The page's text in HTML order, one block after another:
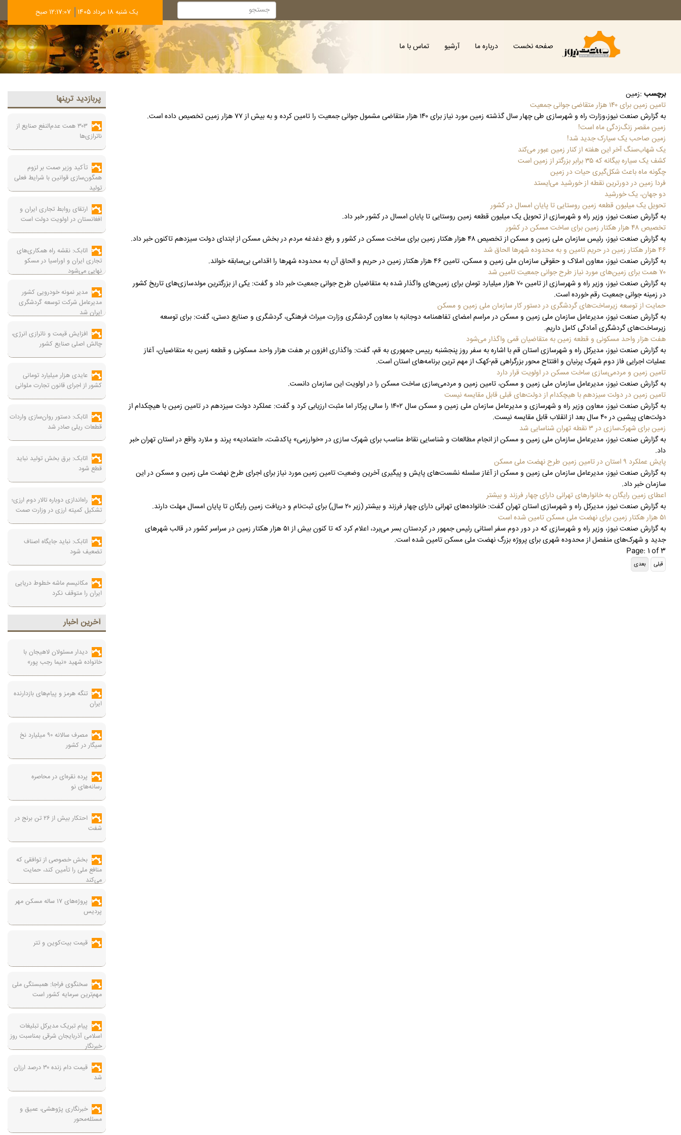
يک شنبه 18 مرداد 1405 12:17:08 صبح
صفحه نخست درباره ما آرشیو تماس با ما
برچسب :زمین
تامین زمین برای ۱۴۰ هزار متقاضی جوانی جمعیت
به گزارش صنعت نیوز،وزارت راه و شهرسازی طی چهار سال گذشته زمین مورد نیاز برای ۱۴۰ هزار متقاضی مشمول جوانی جمعیت را تامین کرده و به بیش از ۷۷ هزار زمین تخصیص داده است.
زمین مقصر زنگ‌زدگی ماه است!
زمین صاحب یک سیارک جدید شد!
یک شهاب‌سنگ آخر این هفته از کنار زمین عبور می‌کند
کشف یک سیاره بیگانه که ۳۵ برابر بزرگتر از زمین است
چگونه ماه باعث شکل‌گیری حیات در زمین
فردا زمین در دورترین نقطه از خورشید می‌ایستد
دو جهان، یک خورشید
تحویل یک میلیون قطعه زمین روستایی تا پایان امسال در کشور
به گزارش صنعت نیوز، وزیر راه و شهرسازی از تحویل یک میلیون قطعه زمین روستایی تا پایان امسال در کشور خبر داد.
تخصیص ۴۸ هزار هکتار زمین برای ساخت مسکن در کشور
به گزارش صنعت نیوز، رئیس سازمان ملی زمین و مسکن از تخصیص ۴۸ هزار هکتار زمین برای ساخت مسکن در کشور و رفع دغدغه مردم در بخش مسکن از ابتدای دولت سیزدهم تاکنون خبر داد.
۴۶ هزار هکتار زمین در حریم تامین و به محدوده شهرها الحاق شد
به گزارش صنعت نیوز، معاون املاک و حقوقی سازمان ملی زمین و مسکن، تامین ۴۶ هزار هکتار زمین در حریم و الحاق آن به محدوده شهرها را اقدامی بی‌سابقه خواند.
۷۰ همت برای زمین‌های مورد نیاز طرح جوانی جمعیت تامین شد
به گزارش صنعت نیوز، وزیر راه و شهرسازی از تامین ۷۰ هزار میلیارد تومان برای زمین‌های واگذار شده به متقاضیان طرح جوانی جمعیت خبر داد و گفت: یکی از بزرگترین مولدسازی‌های تاریخ کشور
در زمینه جوانی جمعیت رقم خورده است.
حمایت از توسعه زیرساخت‌های گردشگری در دستور کار سازمان ملی زمین و مسکن
به گزارش صنعت نیوز، مدیرعامل سازمان ملی زمین و مسکن در مراسم امضای تفاهمنامه دوجانبه با معاون گردشگری وزارت میراث فرهنگی، گردشگری و صنایع دستی، گفت: برای توسعه
زیرساخت‌های گردشگری آمادگی کامل داریم.
هفت هزار واحد مسکونی و قطعه زمین به متقاضیان قمی واگذار می‌شود
به گزارش صنعت نیوز، مدیرکل راه و شهرسازی استان قم با اشاره به سفر روز پنجشنبه رییس جمهوری به قم، گفت: واگذاری افزون بر هفت هزار واحد مسکونی و قطعه زمین به متقاضیان، آغاز
عملیات اجرایی فاز دوم شهرک پرنیان و افتتاح محور بزرگراهی قم-کهک از مهم ترین برنامه‌های استان است.
تامین زمین و مردمی‌سازی ساخت مسکن در اولویت قرار دارد
به گزارش صنعت نیوز، مدیرعامل سازمان ملی زمین و مسکن، تامین زمین و مردمی‌سازی ساخت مسکن را در اولویت این سازمان دانست.
تامین زمین در دولت سیزدهم با هیچکدام از دولت‌های قبلی قابل مقایسه نیست
به گزارش صنعت نیوز، معاون وزیر راه و شهرسازی و مدیرعامل سازمان ملی زمین و مسکن سال ۱۴۰۲ را سالی پرکار اما مثبت ارزیابی کرد و گفت: عملکرد دولت سیزدهم در تامین زمین با هیچکدام از
دولت‌های پیشین در ۴۰ سال بعد از انقلاب قابل مقایسه نیست.
زمین برای شهرک‌سازی در ۳ نقطه تهران شناسایی شد
به گزارش صنعت نیوز، مدیرعامل سازمان ملی زمین و مسکن از انجام مطالعات و شناسایی نقاط مناسب برای شهرک سازی در «خوارزمی» پاکدشت، «اعتمادیه» پرند و ملارد واقع در استان تهران خبر
داد.
پایش عملکرد ۹ استان در تامین زمین طرح نهضت ملی مسکن
به گزارش صنعت نیوز، مدیرعامل سازمان ملی زمین و مسکن از آغاز سلسله نشست‌های پایش و پیگیری آخرین وضعیت تامین زمین ‍مورد نیاز برای اجرای طرح نهضت ملی زمین و مسکن در این
سازمان خبر داد.
اعطای زمین رایگان به خانوارهای تهرانی دارای چهار فرزند و بیشتر
به گزارش صنعت نیوز، مدیرکل راه و شهرسازی استان تهران گفت: خانواده‌های تهرانی دارای چهار فرزند و بیشتر (زیر ۲۰ سال) برای ثبت‌نام و دریافت زمین رایگان تا پایان امسال مهلت دارند.
۵۱ هزار هکتار زمین برای نهضت ملی مسکن تامین شده است
به گزارش صنعت نیوز، وزیر راه و شهرسازی که در دور دوم سفر استانی رئیس جمهور در کردستان بسر می‌برد، اعلام کرد که تا کنون بیش از ۵۱ هزار هکتار زمین در سراسر کشور در قالب شهرهای
جدید و شهرک‌های منفصل از محدوده شهری برای پروژه بزرگ نهضت ملی مسکن تامین شده است‌.
Page: 1 of 3
پربازديد ترينها
۳۰۳ همت عدم‌النفع صنایع از
ناترازی‌ها
تأکید وزیر صمت بر لزوم
همگون‌سازی قوانین با شرایط فعلی
تولید
ارتقای روابط تجاری ایران و
افغانستان در اولویت دولت است
اتابک: نقشه راه همکاری‌های
تجاری ایران و اوراسیا در مسکو
نهایی می‌شود
مدیر نمونه خودرویی کشور
مدیرعامل شرکت توسعه گردشگری
ایران شد
افزایش قیمت و ناترازی انرژی،
چالش اصلی صنایع کشور
عایدی هزار میلیارد تومانی
کشور از اجرای قانون تجارت ملوانی
اتابک: دستور روان‌سازی واردات
قطعات ریلی صادر شد
اتابک: برق بخش تولید نباید
قطع شود
راه‌اندازی دوباره تالار دوم ارزی؛
تشکیل کمیته ارزی در وزارت صمت
اتابک: نباید جایگاه اصناف
تضعیف شود
مکانیسم ماشه خطوط دریایی
ایران را متوقف نکرد
آخرين اخبار
دیدار مسئولان لاهیجان با
خانواده شهید «نیما رجب پور»
تنگه هرمز و پیام‌های بازدارنده
ایران
مصرف سالانه ۹۰ میلیارد نخ
سیگار در کشور
پرده نقره‌ای در محاصره
رسانه‌های نو
احتکار بیش از ۲۶ تن برنج در
شفت
بخش خصوصی از توافقی که
منافع ملی را تأمین کند، حمایت
می‌کند
پروژه‌های ۱۷ ساله مسکن مهر
پردیس
قیمت بیت‌کوین و تتر
سخنگوی فراجا: همبستگی ملی
مهم‌ترین سرمایه کشور است
پیام تبریک مدیرکل تبلیغات
اسلامی آذربایجان شرقی بمناسبت روز
خبرنگار
قیمت دام زنده ۳۰ درصد ارزان
شد
خبرنگاری پژوهشی، عمیق و
مسئله‌محور